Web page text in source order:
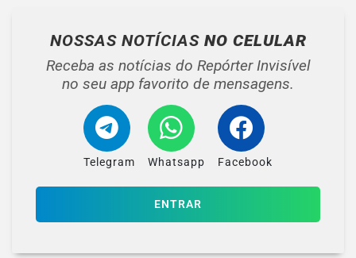
NOSSAS NOTÍCIAS NO CELULAR
Receba as notícias do Repórter Invisível
no seu app favorito de mensagens.
Telegram Whatsapp Facebook
ENTRAR